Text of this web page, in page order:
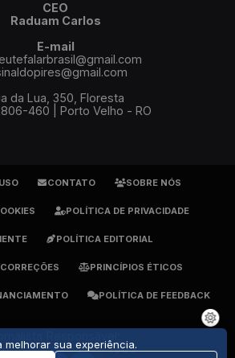
CEO
Raduam Carlos
E-mail
da Lua, 350, Floresta
460 | Porto Velho - RO
CONTATO SOBRE NÓS
POLÍTICA DE PRIVACIDADE
POLÍTICA EDITORIAL
PRINCÍPIOS ÉTICOS
POLÍTICA DE FEEDBACK
Pires - DRT 1905
melhorar sua experiência.